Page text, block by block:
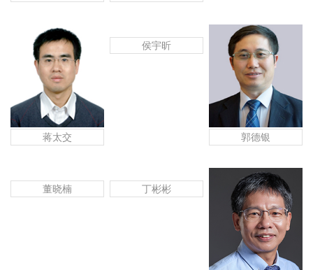
蒋太交
侯宇昕
郭德银
董晓楠 丁彬彬